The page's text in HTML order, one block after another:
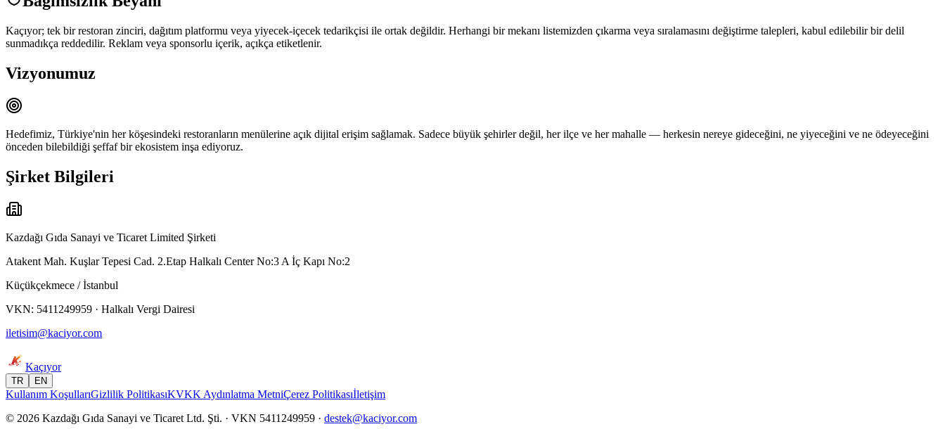
Kaçıyor; tek bir restoran zinciri, dağıtım platformu veya yiyecek-içecek tedarikçisi ile ortak değildir. Herhangi bir mekanı listemizden çıkarma veya sıralamasını değiştirme talepleri, kabul edilebilir bir delil
sunmadıkça reddedilir. Reklam veya sponsorlu içerik, açıkça etiketlenir.
Vizyonumuz
Hedefimiz, Türkiye'nin her köşesindeki restoranların menülerine açık dijital erişim sağlamak. Sadece büyük şehirler değil, her ilçe ve her mahalle — herkesin nereye gideceğini, ne yiyeceğini ve ne ödeyeceğini
önceden bilebildiği şeffaf bir ekosistem inşa ediyoruz.
Şirket Bilgileri
Kazdağı Gıda Sanayi ve Ticaret Limited Şirketi
Atakent Mah. Kuşlar Tepesi Cad. 2.Etap Halkalı Center No:3 A İç Kapı No:2
Küçükçekmece / İstanbul
VKN: 5411249959 · Halkalı Vergi Dairesi
iletisim@kaciyor.com
Kaçıyor
TR EN
Kullanım KoşullarıGizlilik PolitikasıKVKK Aydınlatma MetniÇerez Politikasıİletişim
© 2026 Kazdağı Gıda Sanayi ve Ticaret Ltd. Şti. · VKN 5411249959 · destek@kaciyor.com